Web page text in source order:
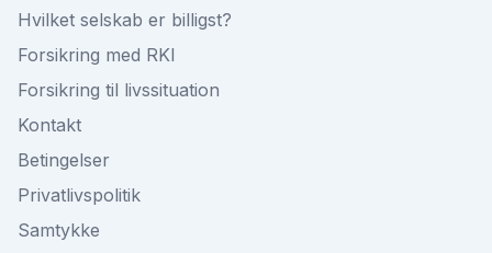
Hvilket selskab er billigst?
Forsikring med RKI
Forsikring til livssituation
Kontakt
Betingelser
Privatlivspolitik
Samtykke